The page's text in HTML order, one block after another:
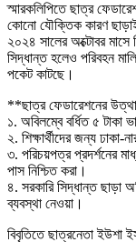
স্মারকলিপিতে ছাত্র
কোনো যৌক্তিক কারণ ছাড়াই
২০২৪ সালের অক্টোবর মাসে
সিদ্ধান্ত হলেও পরিবহন
পকেট কাটছে।
**ছাত্র ফেডারেশনের
১. অবিলম্বে বর্ধিত ৫ টাকা
২. শিক্ষার্থীদের জন্য ঢাকা-
৩. পরিচয়পত্র প্রদর্শনের
পাস নিশ্চিত করা।
৪. সরকারি সিদ্ধান্ত ছাড়া
ব্যবস্থা নেওয়া।
বিবৃতিতে ছাত্রনেতা ইউশা